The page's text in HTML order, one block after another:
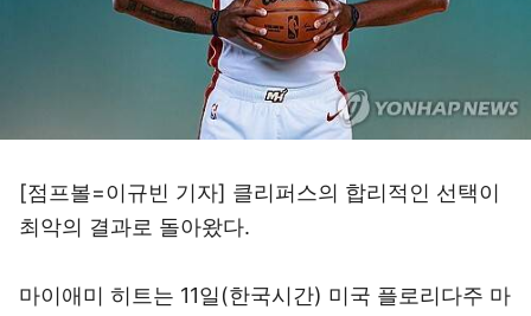
[점프볼=이규빈 기자] 클리퍼스의 합리적인 선택이
최악의 결과로 돌아왔다.
마이애미 히트는 11일(한국시간) 미국 플로리다주 마